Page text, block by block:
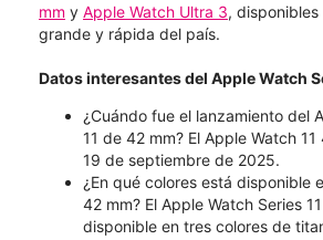
mm y Apple Watch Ultra 3,
grande y rápida del país.
Datos interesantes del Apple Watch
¿Cuándo fue el lanzamiento del
11 de 42 mm? El Apple Watch
19 de septiembre de 2025.
¿En qué colores está disponible
42 mm? El Apple Watch Series
disponible en tres colores de